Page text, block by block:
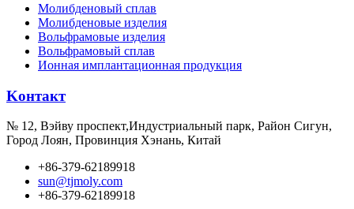
Молибденовый сплав
Молибденовые изделия
Вольфрамовые изделия
Вольфрамовый сплав
Ионная имплантационная продукция
Kонтакт
№ 12, Вэйву проспект,Индустриальный парк, Район Сигун,
Город Лоян, Провинция Хэнань, Китай
+86-379-62189918
sun@tjmoly.com
+86-379-62189918